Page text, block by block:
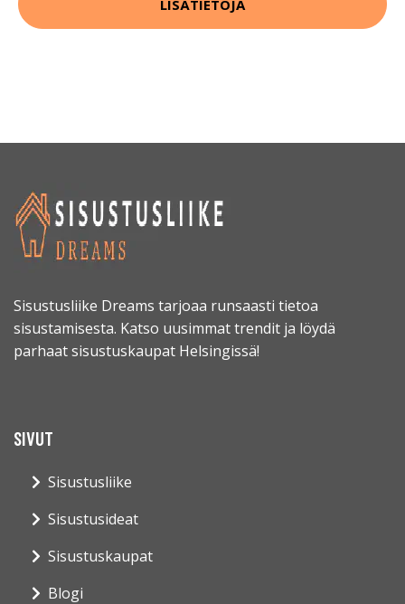
LISÄTIETOJA
Sisustusliike Dreams tarjoaa runsaasti tietoa
sisustamisesta. Katso uusimmat trendit ja löydä
parhaat sisustuskaupat Helsingissä!
SIVUT
Sisustusliike
Sisustusideat
Sisustuskaupat
Blogi